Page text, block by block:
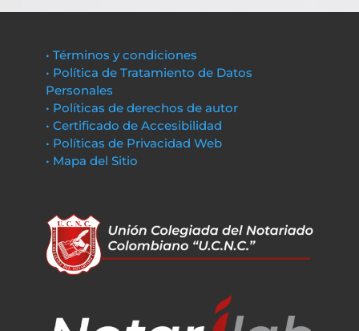
• Términos y condiciones
• Política de Tratamiento de Datos
Personales
• Políticas de derechos de autor
• Certificado de Accesibilidad
• Políticas de Privacidad Web
• Mapa del Sitio